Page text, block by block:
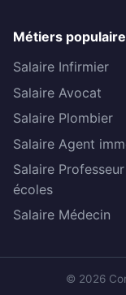
Métiers
Salaire Infirmier
Salaire Avocat
Salaire Plombier
Salaire Agent
Salaire
écoles
Salaire Médecin
© 2026